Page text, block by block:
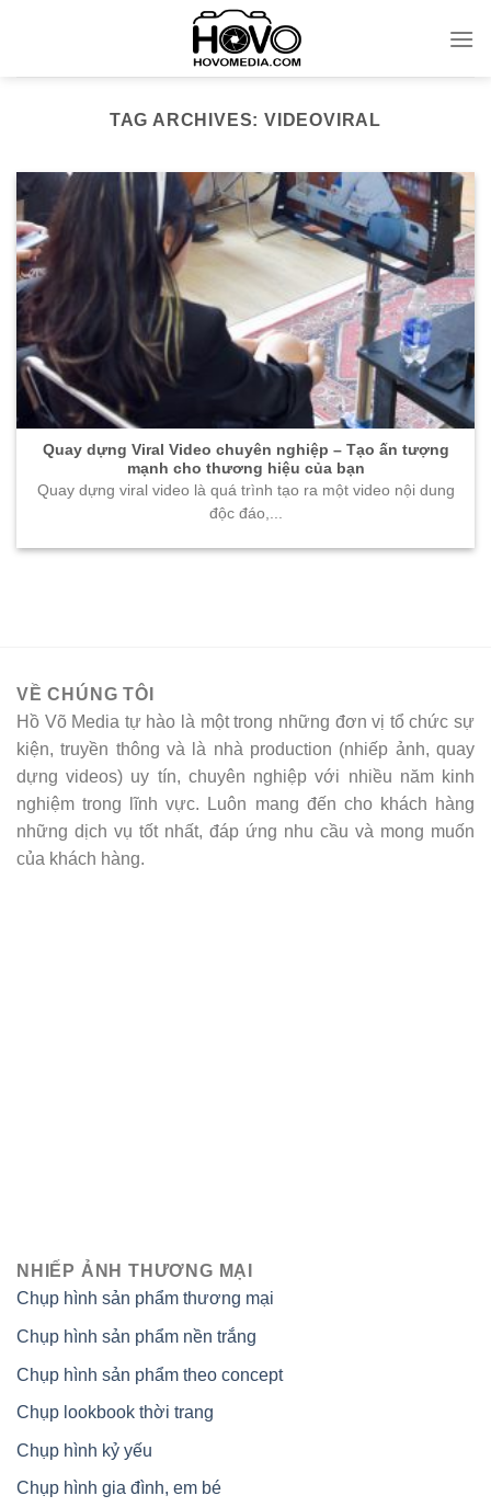
TAG ARCHIVES:VIDEOVIRAL
Quay dựng Viral Video chuyên nghiệp – Tạo ấn tượng
mạnh cho thương hiệu của bạn
Quay dựng viral video là quá trình tạo ra một video nội dung
độc đáo,...
VỀ CHÚNG TÔI
Hồ Võ Media tự hào là một trong những đơn vị tổ chức sự
kiện, truyền thông và là nhà production (nhiếp ảnh, quay
dựng videos) uy tín, chuyên nghiệp với nhiều năm kinh
nghiệm trong lĩnh vực. Luôn mang đến cho khách hàng
những dịch vụ tốt nhất, đáp ứng nhu cầu và mong muốn
của khách hàng.
NHIẾP ẢNH THƯƠNG MẠI
Chụp hình sản phẩm thương mại
Chụp hình sản phẩm nền trắng
Chụp hình sản phẩm theo concept
Chụp lookbook thời trang
Chụp hình kỷ yếu
Chụp hình gia đình, em bé